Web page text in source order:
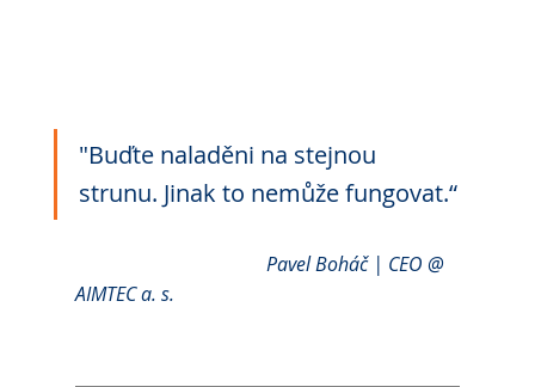
"Buďte naladěni na stejnou
strunu. Jinak to nemůže fungovat.“
AIMTEC a. s.